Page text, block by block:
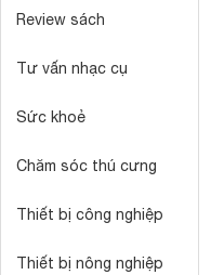
Review sách
Tư vấn nhạc cụ
Sức khoẻ
Chăm sóc thú cưng
Thiết bị công nghiệp
Thiết bị nông nghiệp